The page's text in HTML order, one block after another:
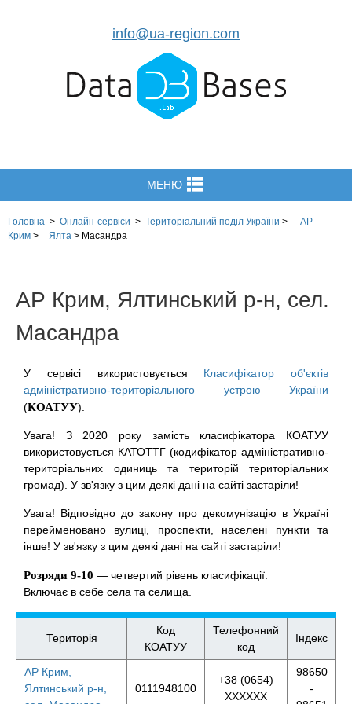
info@ua-region.com
МЕНЮ
Головна > Онлайн-сервіси > Територіальний поділ України >
АР
Крим > Ялта > Масандра
АР Крим, Ялтинський р-н, сел.
Масандра
У сервісі використовується Класифікатор об'єктів
адміністративно-територіального устрою України
(КОАТУУ).
Увага! З 2020 року замість класифікатора КОАТУУ
використовується КАТОТТГ (кодифікатор адміністративно-
територіальних одиниць та територій територіальних
громад). У зв'язку з цим деякі дані на сайті застаріли!
Увага! Відповідно до закону про декомунізацію в Україні
перейменовано вулиці, проспекти, населені пункти та
інше! У зв'язку з цим деякі дані на сайті застаріли!
Розряди 9-10 — четвертий рівень класифікації.
Включає в себе села та селища.
Територія
Код
КОАТУУ
Телефонний
код
Індекс
АР Крим,
Ялтинський р-н,
0111948100
+38 (0654)
XXXXXX
98650
-